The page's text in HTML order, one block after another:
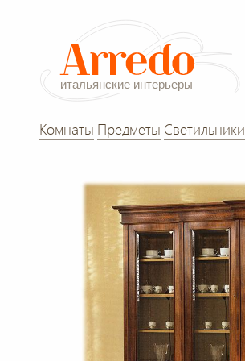
Комнаты Предметы Светильники